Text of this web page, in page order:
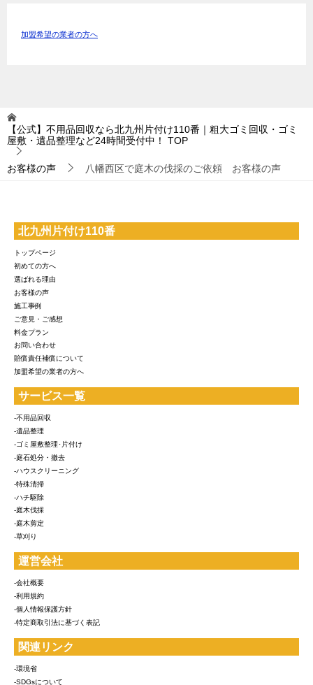
加盟希望の業者の方へ
【公式】不用品回収なら北九州片付け110番｜粗大ゴミ回収・ゴミ
屋敷・遺品整理など24時間受付中！
TOP
お客様の声 八幡西区で庭木の伐採のご依頼 お客様の声
北九州片付け110番
トップページ
初めての方へ
選ばれる理由
お客様の声
施工事例
ご意見・ご感想
料金プラン
お問い合わせ
賠償責任補償について
加盟希望の業者の方へ
サービス一覧
-不用品回収
-遺品整理
-ゴミ屋敷整理･片付け
-庭石処分・撤去
-ハウスクリーニング
-特殊清掃
-ハチ駆除
-庭木伐採
-庭木剪定
-草刈り
運営会社
-会社概要
-利用規約
-個人情報保護方針
-特定商取引法に基づく表記
関連リンク
-環境省
-SDGsについて